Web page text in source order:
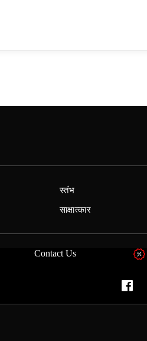
स्तंभ
साक्षात्कार
Contact Us